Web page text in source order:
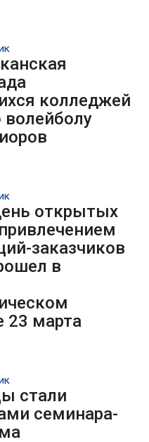
колледжей
волейболу
открытых
заказчиков
в
23 марта
стали
семинара-